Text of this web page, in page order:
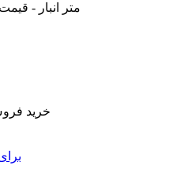
100متر انبار -
خرید